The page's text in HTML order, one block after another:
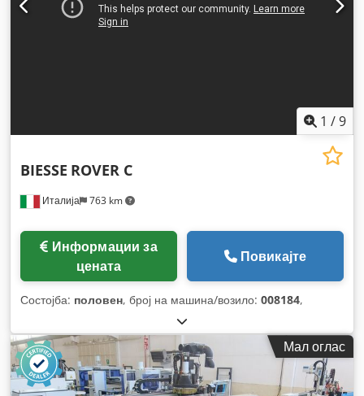
1 /9
Италија 763 km
BIESSE ROVER C
цената
Повикајте
Состојба: половен, број на машина/возило: 008184,
Мал оглас